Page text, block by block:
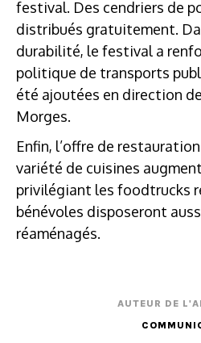
festival. Des cendriers de
distribués gratuitement.
durabilité, le festival a
politique de transports
été ajoutées en direction
Morges.
Enfin, l’offre de
variété de cuisines
privilégiant les foodtrucks
bénévoles disposeront
réaménagés.
AUTEUR DE